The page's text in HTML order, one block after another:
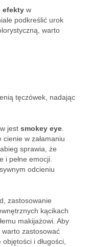
efekty w
podkreślić urok
warto
tęczówek, nadając
jest smokey eye
w załamaniu
sprawia, że
i pełne emocji.
odcieniu
zastosowanie
kącikach
makijażowi. Aby
zastosować
i długości,